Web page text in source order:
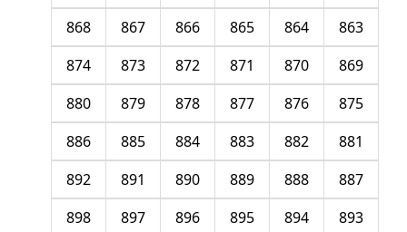
863
864
865
866
867
868
869
870
871
872
873
874
875
876
877
878
879
880
881
882
883
884
885
886
887
888
889
890
891
892
893
894
895
896
897
898